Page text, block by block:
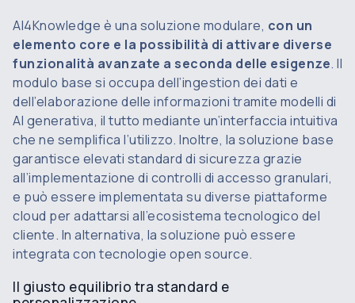
AI4Knowledge è una soluzione modulare, con un
elemento core e la possibilità di attivare diverse
funzionalità avanzate a seconda delle esigenze. Il
modulo base si occupa dell’ingestion dei dati e
dell’elaborazione delle informazioni tramite modelli di
AI generativa, il tutto mediante un’interfaccia intuitiva
che ne semplifica l’utilizzo. Inoltre, la soluzione base
garantisce elevati standard di sicurezza grazie
all’implementazione di controlli di accesso granulari,
e può essere implementata su diverse piattaforme
cloud per adattarsi all’ecosistema tecnologico del
cliente. In alternativa, la soluzione può essere
integrata con tecnologie open source.
Il giusto equilibrio tra standard e